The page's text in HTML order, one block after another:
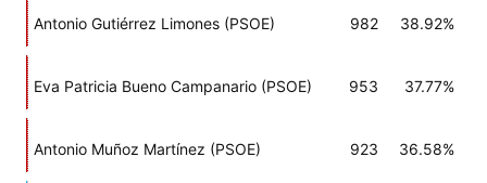
Antonio Gutiérrez Limones (PSOE) 982 38.92%
Eva Patricia Bueno Campanario (PSOE) 953 37.77%
Antonio Muñoz Martínez (PSOE) 923 36.58%